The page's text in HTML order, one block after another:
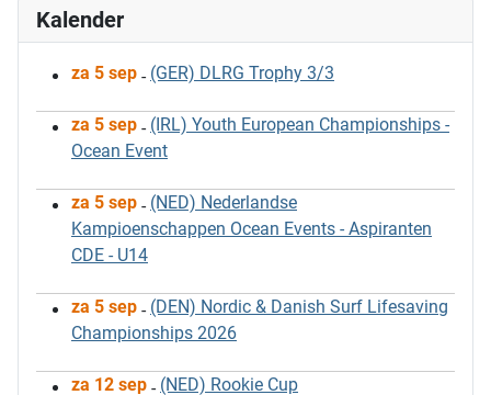
Kalender
za 5 sep - (GER) DLRG Trophy 3/3
za 5 sep - (IRL) Youth European Championships -
Ocean Event
za 5 sep - (NED) Nederlandse
Kampioenschappen Ocean Events - Aspiranten
CDE - U14
za 5 sep - (DEN) Nordic & Danish Surf Lifesaving
Championships 2026
za 12 sep - (NED) Rookie Cup